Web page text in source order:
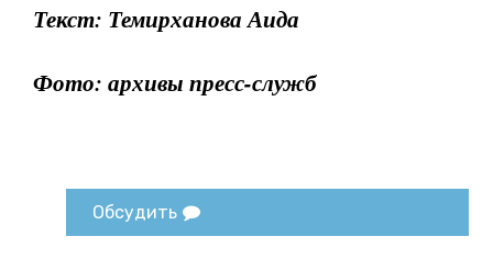
Текст: Темирханова Аида
Фото: архивы пресс-служб
Обсудить